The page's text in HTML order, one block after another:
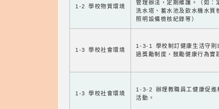
1-2 學校物質環境
管理辦法，定期維護。（如：
洗水塔、蓄水池及飲水機水質
照明設備檢核紀錄等）
1-3 學校社會環境
1-3-1 學校制訂健康生活守則
過獎勵制度，鼓勵健康行為實
1-3 學校社會環境
1-3-2 辦理教職員工健康促進
活動。